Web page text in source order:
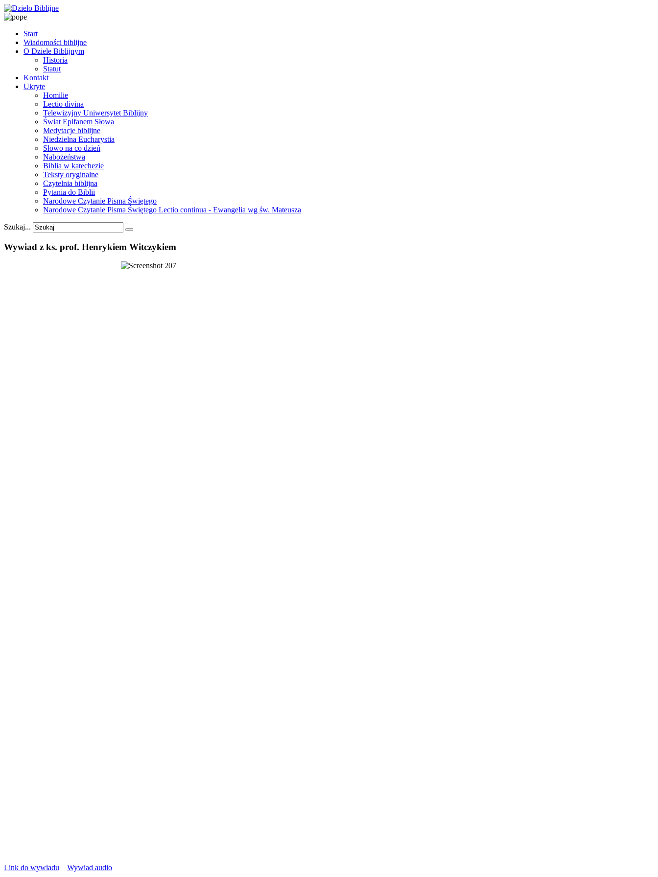
Start
Wiadomości biblijne
O Dziele Biblijnym
Historia
Statut
Kontakt
Ukryte
Homilie
Lectio divina
Telewizyjny Uniwersytet Biblijny
Świat Epifanem Słowa
Medytacje biblijne
Niedzielna Eucharystia
Słowo na co dzień
Nabożeństwa
Biblia w katechezie
Teksty oryginalne
Czytelnia biblijna
Pytania do Biblii
Narodowe Czytanie Pisma Świętego
Narodowe Czytanie Pisma Świętego Lectio continua - Ewangelia wg św. Mateusza
Szukaj...
Wywiad z ks. prof. Henrykiem Witczykiem
Link do wywiadu Wywiad audio